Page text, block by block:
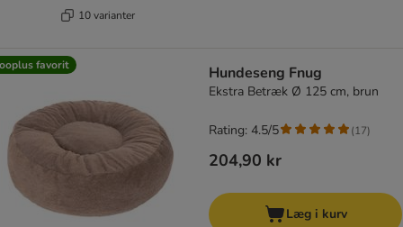
10 varianter
favorit Hundeseng Fnug
Ekstra Betræk Ø 125 cm, brun
204,90 kr
Rating: 4.5/5 (17)
Læg i kurv